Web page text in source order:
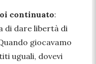
continuato:
di dare libertà di
giocavamo
uguali, dovevi